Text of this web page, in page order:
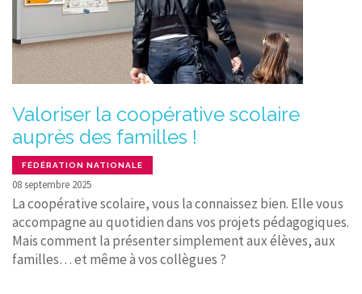
Valoriser la coopérative scolaire
auprès des familles !
FÉDÉRATION NATIONALE
08 septembre 2025
La coopérative scolaire, vous la connaissez bien. Elle vous
accompagne au quotidien dans vos projets pédagogiques.
Mais comment la présenter simplement aux élèves, aux
familles… et même à vos collègues ?